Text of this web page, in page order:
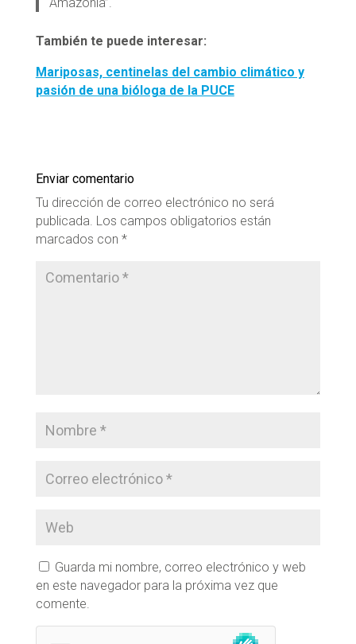
También te puede interesar:
Mariposas, centinelas del cambio climático y
pasión de una bióloga de la PUCE
Enviar comentario
Tu dirección de correo electrónico no será
publicada. Los campos obligatorios están
marcados con *
Guarda mi nombre, correo electrónico y web
en este navegador para la próxima vez que
comente.